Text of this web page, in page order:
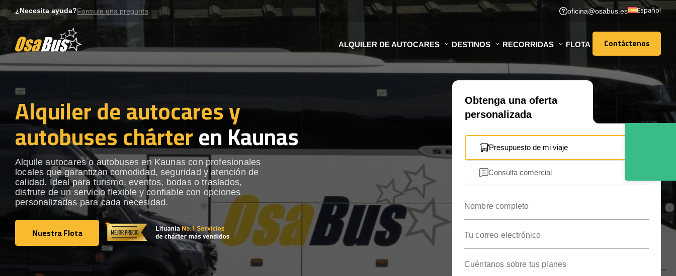
to
¿Necesita ayuda?Formule una pregunta oficina@osabus.es Español
ALQUILER DE AUTOCARES DESTINOS RECORRIDAS FLOTA Contáctenos
Contáctenos
Alquiler de autocares y
autobuses chárteren Kaunas
Alquile autocares o autobuses en Kaunas con profesionales
locales que garantizan comodidad, seguridad y atención de
calidad. Ideal para turismo, eventos, bodas o traslados,
disfrute de un servicio flexible y confiable con opciones
personalizadas para cada necesidad.
Nuestra Flota
Nuestra Flota
Obtenga una oferta
personalizada
Presupuesto de mi viaje
Consulta comercial